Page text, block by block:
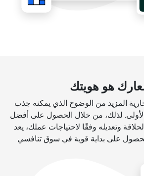
هو هويتك
المزيد من الوضوح الذي يمكنه جذب
الأولى. لذلك، من خلال الحصول على أفضل
وتعديله وفقًا لاحتياجات عملك، يعد
على بداية قوية في سوق تنافسي